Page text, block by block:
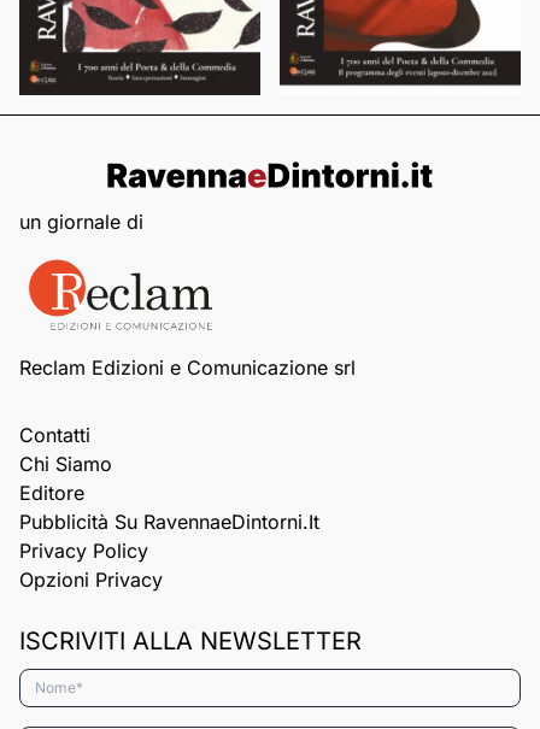
un giornale di
Reclam Edizioni e Comunicazione srl
Contatti
Chi Siamo
Editore
Pubblicità Su RavennaeDintorni.it
Privacy Policy
Opzioni Privacy
ISCRIVITI ALLA NEWSLETTER
Nome*